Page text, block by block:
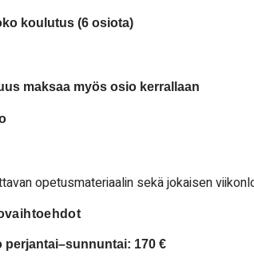
koulutus (6 osiota)
maksaa myös osio kerrallaan
opetusmateriaalin sekä jokaisen
perjantai–sunnuntai: 170 €